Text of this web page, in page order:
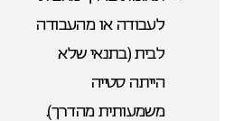
לעבודה או מהעבודה
לבית (בתנאי שלא
הייתה סטייה
משמעותית מהדרך).